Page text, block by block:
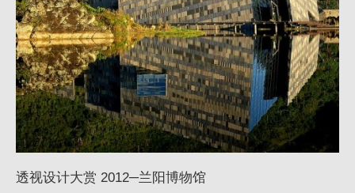
博
物
馆
_
消
息
透视设计大赏 2012─兰阳博物馆